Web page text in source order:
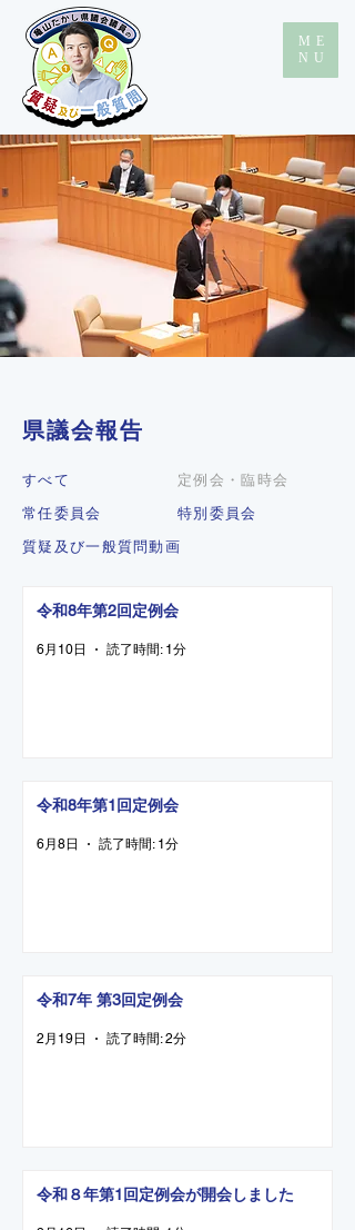
ME
NU
県議会報告
すべて
定例会・臨時会
常任委員会
特別委員会
質疑及び一般質問動画
令和8年第2回定例会
6月10日 読了時間: 1分
令和8年第1回定例会
6月8日 読了時間: 1分
令和7年 第3回定例会
2月19日 読了時間: 2分
令和８年第1回定例会が開会しました